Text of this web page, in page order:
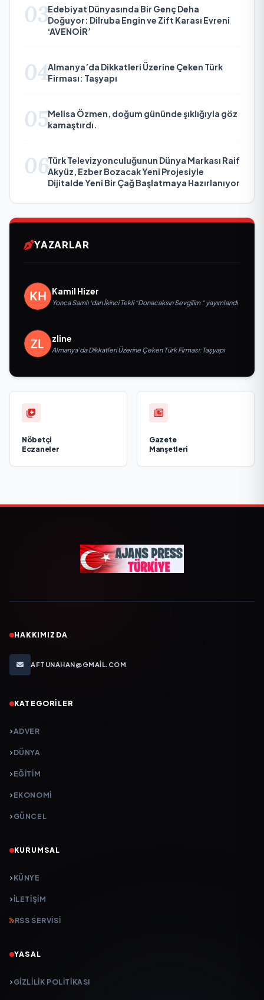
03Edebiyat Dünyasında Bir Genç Deha
Doğuyor: Dilruba Engin ve Zift Karası Evreni
‘AVENOİR’
04Almanya’da Dikkatleri Üzerine Çeken Türk
Firması: Taşyapı
05Melisa Özmen, doğum gününde şıklığıyla göz
kamaştırdı.
06Türk Televizyonculuğunun Dünya Markası Raif
Akyüz, Ezber Bozacak Yeni Projesiyle
Dijitalde Yeni Bir Çağ Başlatmaya Hazırlanıyor
YAZARLAR
Kamil Hizer
Yonca Samlı ‘dan İkinci Tekli “Donacaksın Sevgilim “ yayımlandı
zline
Almanya’da Dikkatleri Üzerine Çeken Türk Firması: Taşyapı
Nöbetçi
Eczaneler
Gazete
Manşetleri
HAKKIMIZDA
AFTUNAHAN@GMAIL.COM
KATEGORILER
ADVER
DÜNYA
EĞİTİM
EKONOMİ
GÜNCEL
KURUMSAL
KÜNYE
İLETIŞIM
RSS SERVISI
YASAL
GIZLILIK POLITIKASI